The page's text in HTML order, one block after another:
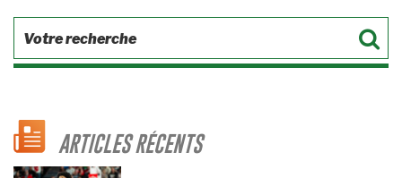
ARTICLES RÉCENTS